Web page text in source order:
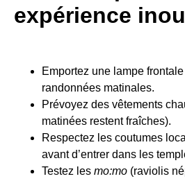
expérience
Emportez une lampe
randonnées matinales.
Prévoyez des vêtements
matinées restent fraîches).
Respectez les coutumes
avant d’entrer dans les
Testez les mo:mo (raviolis